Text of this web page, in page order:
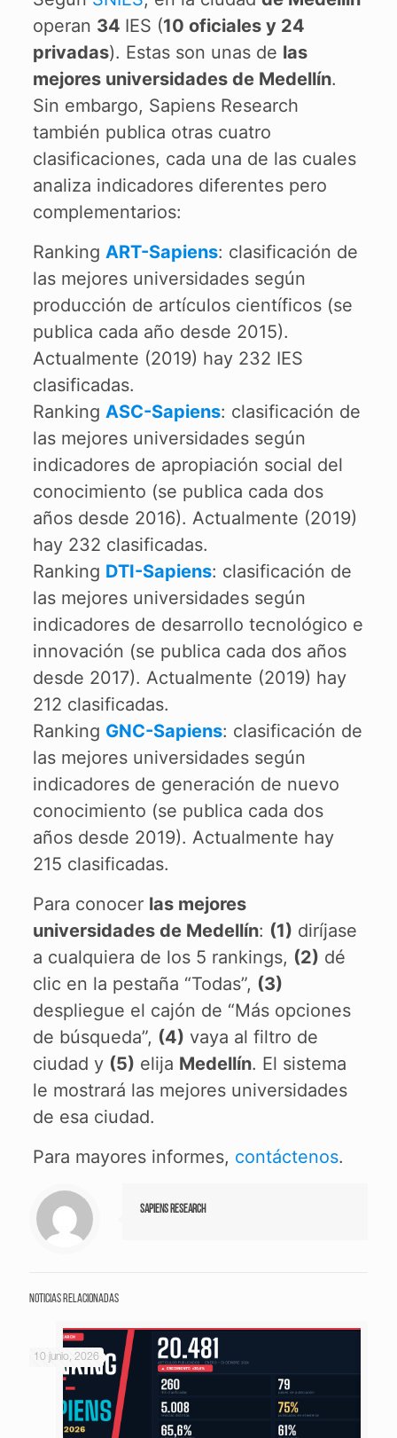
operan 34 IES (10 oficiales y 24
privadas). Estas son unas de las
mejores universidades de Medellín.
Sin embargo, Sapiens Research
también publica otras cuatro
clasificaciones, cada una de las cuales
analiza indicadores diferentes pero
complementarios:
Ranking ART-Sapiens: clasificación de
las mejores universidades según
producción de artículos científicos (se
publica cada año desde 2015).
Actualmente (2019) hay 232 IES
clasificadas.
Ranking ASC-Sapiens: clasificación de
las mejores universidades según
indicadores de apropiación social del
conocimiento (se publica cada dos
años desde 2016). Actualmente (2019)
hay 232 clasificadas.
Ranking DTI-Sapiens: clasificación de
las mejores universidades según
indicadores de desarrollo tecnológico e
innovación (se publica cada dos años
desde 2017). Actualmente (2019) hay
212 clasificadas.
Ranking GNC-Sapiens: clasificación de
las mejores universidades según
indicadores de generación de nuevo
conocimiento (se publica cada dos
años desde 2019). Actualmente hay
215 clasificadas.
Para conocer las mejores
universidades de Medellín: (1) diríjase
a cualquiera de los 5 rankings, (2) dé
clic en la pestaña “Todas”, (3)
despliegue el cajón de “Más opciones
de búsqueda”, (4) vaya al filtro de
ciudad y (5) elija Medellín. El sistema
le mostrará las mejores universidades
de esa ciudad.
Para mayores informes, contáctenos.
Sapiens Research
Noticias relacionadas
10 junio, 2026